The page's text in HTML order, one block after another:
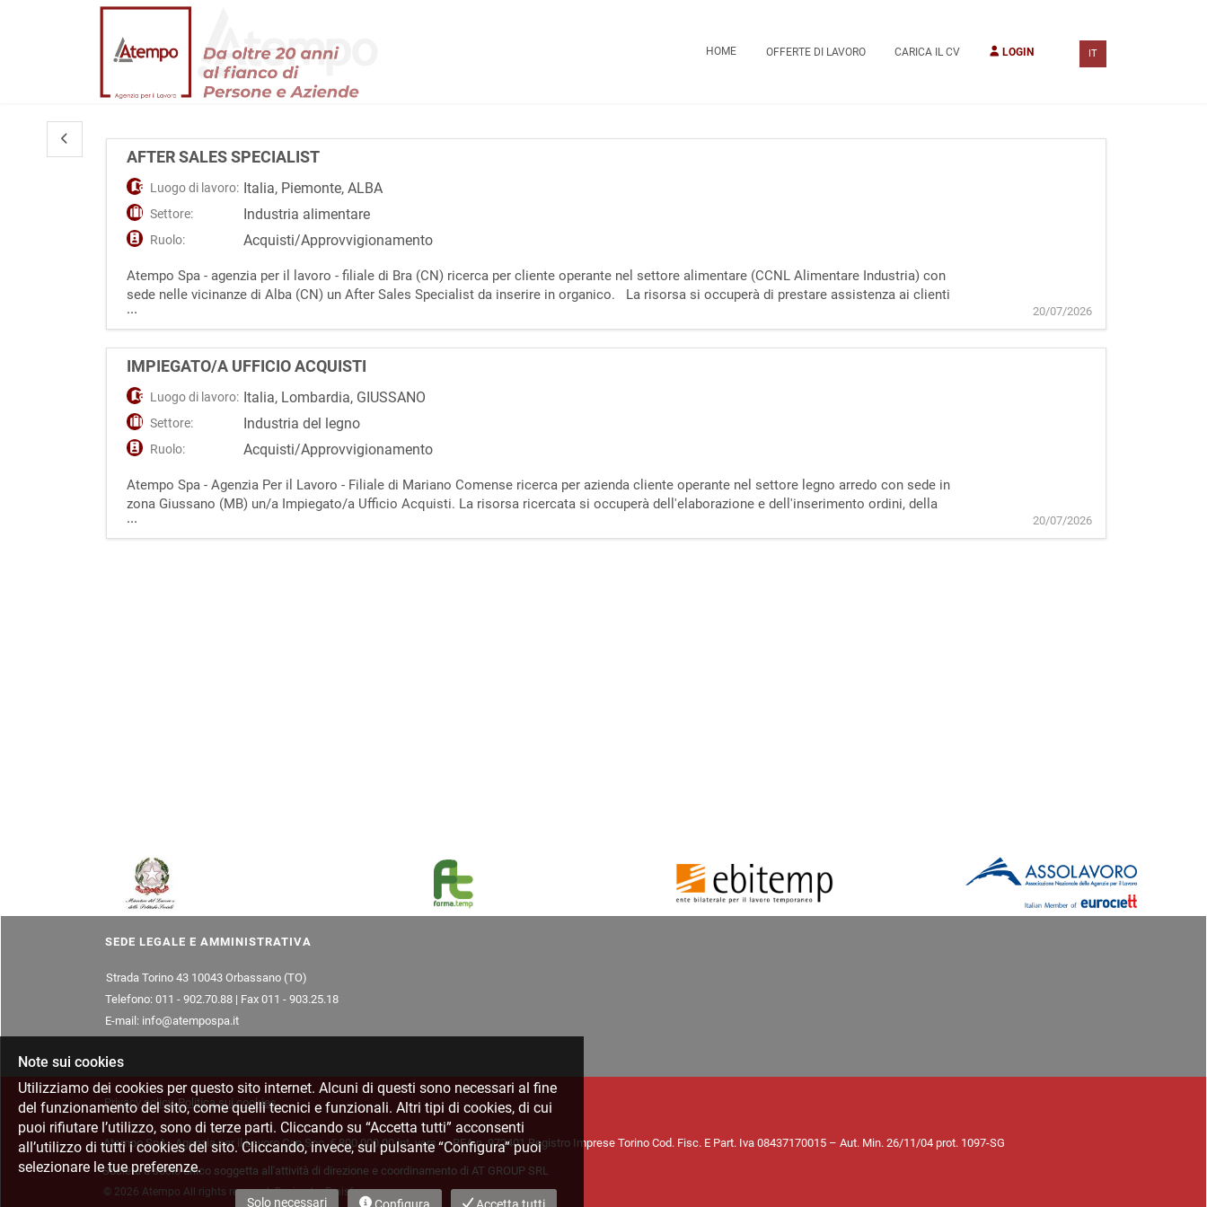
Note sui cookies
Utilizziamo dei cookies per questo sito internet. Alcuni di questi sono necessari al fine
del funzionamento del sito, come quelli tecnici e funzionali. Altri tipi di cookies, di cui
puoi rifiutare l’utilizzo, sono di terze parti. Cliccando su “Accetta tutti” acconsenti
all’utilizzo di tutti i cookies del sito. Cliccando, invece, sul pulsante “Configura” puoi
selezionare le tue preferenze.
Solo necessari
HOME OFFERTE DI LAVORO CARICA IL CV LOGIN IT
AFTER SALES SPECIALIST
Luogo di lavoro: Italia, Piemonte,ALBA
Settore: Industria alimentare
Ruolo: Acquisti/Approvvigionamento
Atempo Spa - agenzia per il lavoro - filiale di Bra (CN) ricerca per cliente operante nel settore alimentare (CCNL Alimentare Industria) con
sede nelle vicinanze di Alba (CN) un After Sales Specialist da inserire in organico. La risorsa si occuperà di prestare assistenza ai clienti
nel pre e post vendita. Nello specifico dovrà: - Collabor
... 20/07/2026
IMPIEGATO/A UFFICIO ACQUISTI
Luogo di lavoro: Italia, Lombardia, GIUSSANO
Settore: Industria del legno
Ruolo: Acquisti/Approvvigionamento
Atempo Spa - Agenzia Per il Lavoro - Filiale di Mariano Comense ricerca per azienda cliente operante nel settore legno arredo con sede in
zona Giussano (MB) un/a Impiegato/a Ufficio Acquisti. La risorsa ricercata si occuperà dell'elaborazione e dell'inserimento ordini, della
richiesta dei preventivi, del monitoraggio delle consegne e del contatto
... 20/07/2026
SEDE LEGALE E AMMINISTRATIVA
Strada Torino 43 10043 Orbassano (TO)
Telefono: 011 - 902.70.88 | Fax 011 - 903.25.18
E-mail: info@atempospa.it
Privacy policy Politica sui cookies
Atempo SpA - Agenzia per il Lavoro Cap.Soc. € 800.000,00 int. vers. – REA n. 972401 Registro Imprese Torino Cod. Fisc. E Part. Iva 08437170015 – Aut. Min. 26/11/04 prot. 1097-SG
Società a socio unico soggetta all'attività di direzione e coordinamento di AT GROUP SRL
© 2026 Atempo All rights reserved. Design by Emisfera